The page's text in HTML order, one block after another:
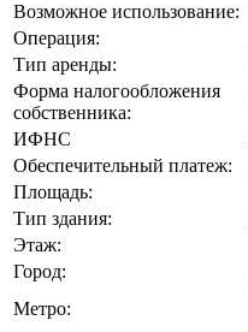
Возможное использование:
Операция:
Тип аренды:
Форма налогообложения
собственника:
ИФНС
Обеспечительный платеж:
Площадь:
Тип здания:
Этаж:
Город:
Метро: